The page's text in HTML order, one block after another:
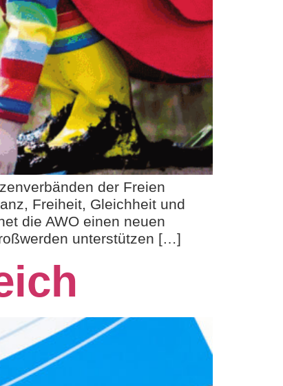
der Freien
Freiheit, Gleichheit und
die AWO einen neuen
unterstützen […]